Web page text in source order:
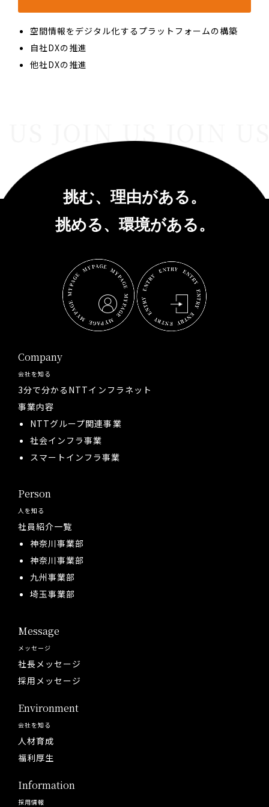
空間情報をデジタル化するプラットフォームの構築
自社DXの推進
他社DXの推進
JOIN US JOIN
挑む、理由がある。
挑める、環境がある。
Company
会社を知る
3分で分かるNTTインフラネット
事業内容
NTTグループ関連事業
社会インフラ事業
スマートインフラ事業
Person
人を知る
社員紹介一覧
神奈川事業部
神奈川事業部
九州事業部
埼玉事業部
Message
メッセージ
社長メッセージ
採用メッセージ
Environment
会社を知る
人材育成
福利厚生
Information
採用情報